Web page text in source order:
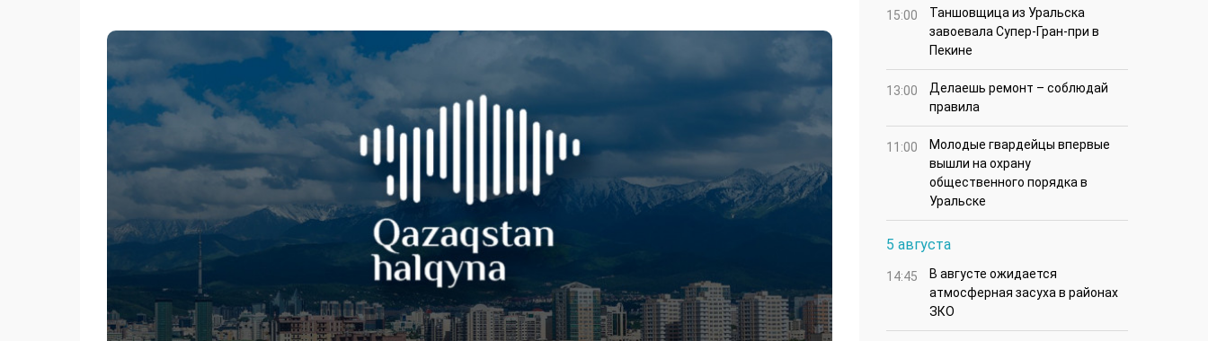
15:00
Таншовщица из Уральска
завоевала Супер-Гран-при в
Пекине
13:00
Делаешь ремонт – соблюдай
правила
11:00
Молодые гвардейцы впервые
вышли на охрану
общественного порядка в
Уральске
5 августа
14:45
В августе ожидается
атмосферная засуха в районах
ЗКО